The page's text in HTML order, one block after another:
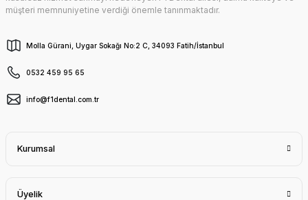
müşteri memnuniyetine verdiği önemle tanınmaktadır.
Molla Gürani, Uygar Sokağı No:2 C, 34093 Fatih/İstanbul
0532 459 95 65
info@f1dental.com.tr
Kurumsal
Üyelik